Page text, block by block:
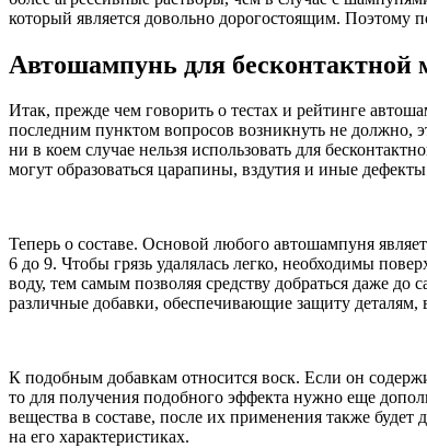
который является довольно дорогостоящим. Поэтому
Автошампунь для бесконтактной
Итак, прежде чем говорить о тестах и рейтинге
последним пунктом вопросов возникнуть не должно,
ни в коем случае нельзя использовать для
могут образоваться царапины, вздутия и иные
Теперь о составе. Основой любого автошампуня
6 до 9. Чтобы грязь удалялась легко, необходимы
воду, тем самым позволяя средству добраться даже
различные добавки, обеспечивающие защиту
К подобным добавкам относится воск. Если он
то для получения подобного эффекта нужно еще
вещества в составе, после их применения также
на его характеристиках.